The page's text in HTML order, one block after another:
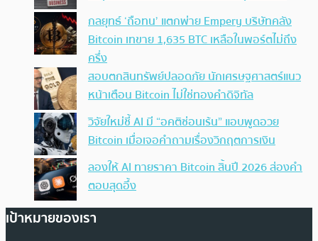
กลยุทธ์ ‘ถือทน’ แตกพ่าย Empery บริษัทคลัง
Bitcoin เทขาย 1,635 BTC เหลือในพอร์ตไม่ถึง
ครึ่ง
สอบตกสินทรัพย์ปลอดภัย นักเศรษฐศาสตร์แนว
หน้าเตือน Bitcoin ไม่ใช่ทองคำดิจิทัล
วิจัยใหม่ชี้ AI มี “อคติซ่อนเร้น” แอบพูดอวย
Bitcoin เมื่อเจอคำถามเรื่องวิกฤตการเงิน
ลองให้ AI ทายราคา Bitcoin สิ้นปี 2026 ส่องคำ
ตอบสุดอึ้ง
เป้าหมายของเรา